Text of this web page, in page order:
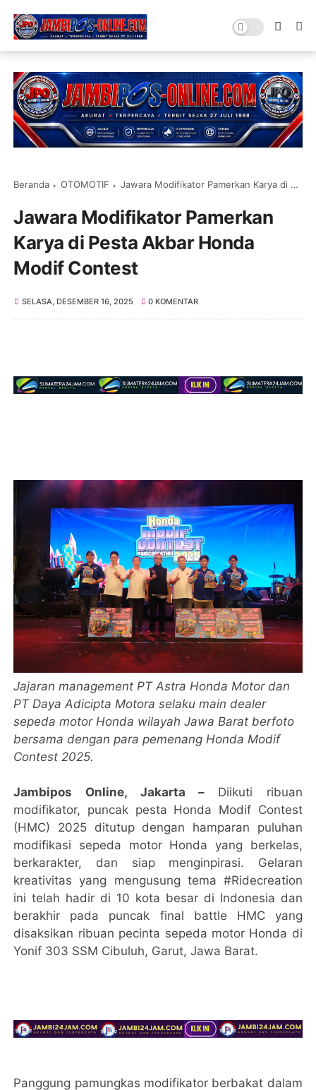
Beranda OTOMOTIF Jawara Modifikator Pamerkan Karya di Pesta Akbar Honda Modif Contest
Jawara Modifikator Pamerkan
Karya di Pesta Akbar Honda
Modif Contest
SELASA, DESEMBER 16, 2025 0 KOMENTAR
Jajaran management PT Astra Honda Motor dan
PT Daya Adicipta Motora selaku main dealer
sepeda motor Honda wilayah Jawa Barat berfoto
bersama dengan para pemenang Honda Modif
Contest 2025.
Jambipos Online, Jakarta – Diikuti ribuan
modifikator, puncak pesta Honda Modif Contest
(HMC) 2025 ditutup dengan hamparan puluhan
modifikasi sepeda motor Honda yang berkelas,
berkarakter, dan siap menginpirasi. Gelaran
kreativitas yang mengusung tema #Ridecreation
ini telah hadir di 10 kota besar di Indonesia dan
berakhir pada puncak final battle HMC yang
disaksikan ribuan pecinta sepeda motor Honda di
Yonif 303 SSM Cibuluh, Garut, Jawa Barat.
Panggung pamungkas modifikator berbakat dalam